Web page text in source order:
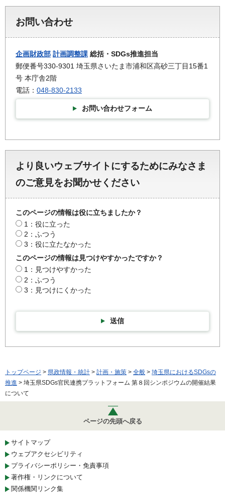
お問い合わせ
企画財政部 計画調整課 総括・SDGs推進担当
郵便番号330-9301 埼玉県さいたま市浦和区高砂三丁目15番1
号 本庁舎2階
電話： 048-830-2133
お問い合わせフォーム
より良いウェブサイトにするためにみなさま
のご意見をお聞かせください
このページの情報は役に立ちましたか？
1：役に立った
2：ふつう
3：役に立たなかった
このページの情報は見つけやすかったですか？
1：見つけやすかった
2：ふつう
3：見つけにくかった
送信
トップページ > 県政情報・統計 > 計画・施策 > 全般 > 埼玉県におけるSDGsの
推進 > 埼玉県SDGs官民連携プラットフォーム 第８回シンポジウムの開催結果
について
ページの先頭へ戻る
サイトマップ
ウェブアクセシビリティ
プライバシーポリシー・免責事項
著作権・リンクについて
関係機関リンク集